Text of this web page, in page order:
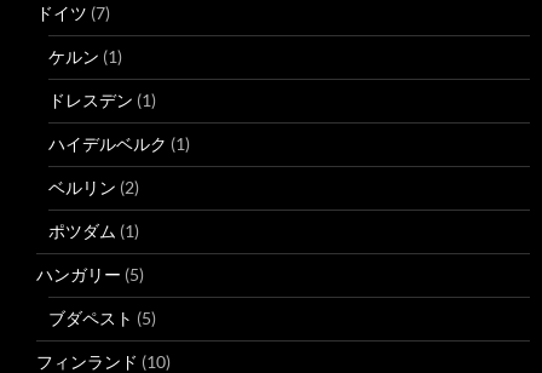
ドイツ (7)
ケルン (1)
ドレスデン (1)
ハイデルベルク (1)
ベルリン (2)
ポツダム (1)
ハンガリー (5)
ブダペスト (5)
フィンランド (10)